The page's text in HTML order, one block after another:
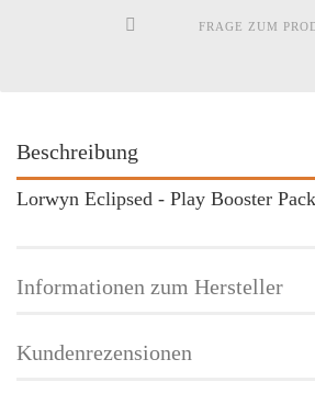
FRAGE ZUM
Beschreibung
Lorwyn Eclipsed - Play Booster Pack
Informationen zum Hersteller
Kundenrezensionen